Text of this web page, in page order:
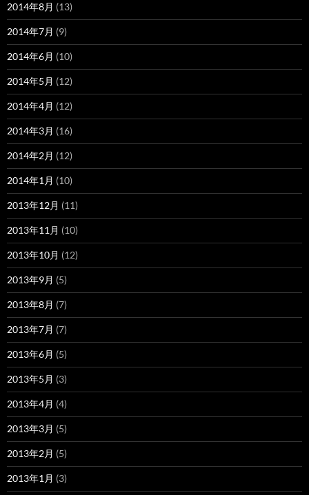
2014年8月 (13)
2014年7月 (9)
2014年6月 (10)
2014年5月 (12)
2014年4月 (12)
2014年3月 (16)
2014年2月 (12)
2014年1月 (10)
2013年12月 (11)
2013年11月 (10)
2013年10月 (12)
2013年9月 (5)
2013年8月 (7)
2013年7月 (7)
2013年6月 (5)
2013年5月 (3)
2013年4月 (4)
2013年3月 (5)
2013年2月 (5)
2013年1月 (3)